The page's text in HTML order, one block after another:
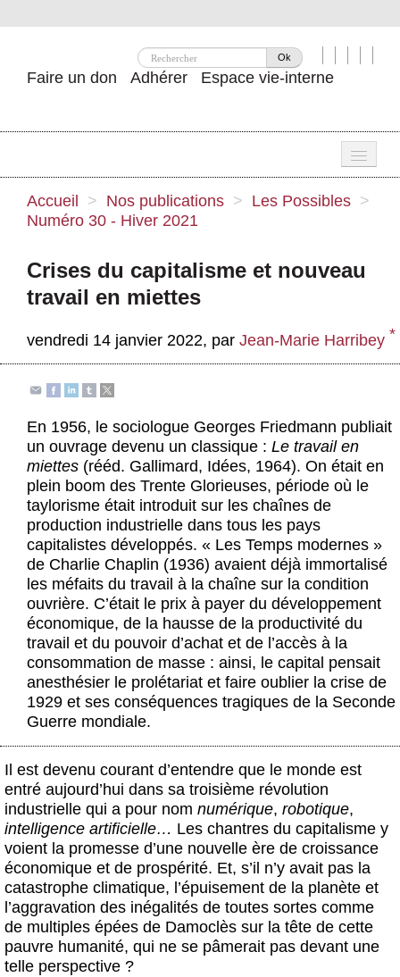
Ok
Faire un don Adhérer Espace vie-interne
Attac ?
Nos idées
Se mobiliser
Publications
Boutique
Accueil > Nos publications > Les Possibles >
Numéro 30 - Hiver 2021
Crises du capitalisme et nouveau
travail en miettes
vendredi 14 janvier 2022, par Jean-Marie Harribey *
En 1956, le sociologue Georges Friedmann publiait
un ouvrage devenu un classique : Le travail en
miettes (rééd. Gallimard, Idées, 1964). On était en
plein boom des Trente Glorieuses, période où le
taylorisme était introduit sur les chaînes de
production industrielle dans tous les pays
capitalistes développés. « Les Temps modernes »
de Charlie Chaplin (1936) avaient déjà immortalisé
les méfaits du travail à la chaîne sur la condition
ouvrière. C’était le prix à payer du développement
économique, de la hausse de la productivité du
travail et du pouvoir d’achat et de l’accès à la
consommation de masse : ainsi, le capital pensait
anesthésier le prolétariat et faire oublier la crise de
1929 et ses conséquences tragiques de la Seconde
Guerre mondiale.
Il est devenu courant d’entendre que le monde est
entré aujourd’hui dans sa troisième révolution
industrielle qui a pour nom numérique, robotique,
intelligence artificielle… Les chantres du capitalisme y
voient la promesse d’une nouvelle ère de croissance
économique et de prospérité. Et, s’il n’y avait pas la
catastrophe climatique, l’épuisement de la planète et
l’aggravation des inégalités de toutes sortes comme
de multiples épées de Damoclès sur la tête de cette
pauvre humanité, qui ne se pâmerait pas devant une
telle perspective ?